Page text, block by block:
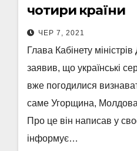
чотири країни
ЧЕР 7, 2021
Глава Кабінету
заявив, що українські
вже погодилися
саме Угорщина, Молдова,
Про це він написав у
інформує…